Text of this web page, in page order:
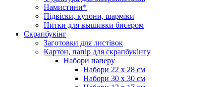
Намистини*
Підвіски, кулони, шарміки
Нитки для вышивки бисером
Скрапбукінг
Заготовки для листівок
Картон, папір для скрапбукінгу
Набори паперу
Набори 22 х 28 см
Набори 30 х 30 см